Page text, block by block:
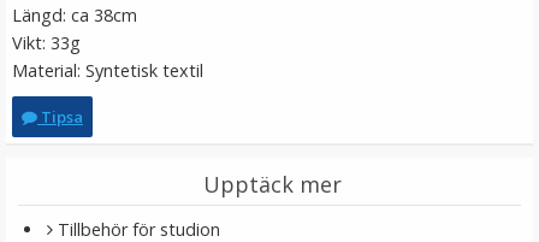
Ulanzi O-LOCK Magnetisk ringfäste till mobil
Längd: ca 38cm
Vikt: 33g
Material: Syntetisk textil
Tipsa
Upptäck mer
Tillbehör för studion